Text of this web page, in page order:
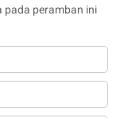
pada peramban ini